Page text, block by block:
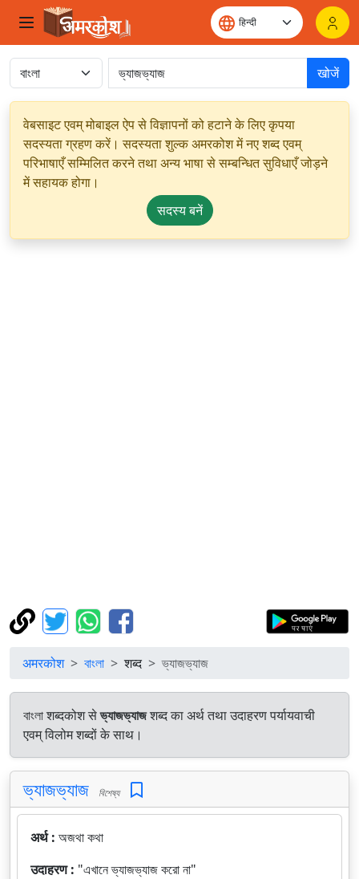
खोजें
वेबसाइट एवम् मोबाइल ऐप से विज्ञापनों को हटाने के लिए कृपया
सदस्यता ग्रहण करें। सदस्यता शुल्क अमरकोश में नए शब्द एवम्
परिभाषाएँ सम्मिलित करने तथा अन्य भाषा से सम्बन्धित सुविधाएँ जोड़ने
में सहायक होगा।
सदस्य बनें
अमरकोश বাংলা शब्द ভ্যাজভ্যাজ
বাংলা शब्दकोश सेভ্যাজভ্যাজशब्द का अर्थ तथा उदाहरण पर्यायवाची
एवम् विलोम शब्दों के साथ।
ভ্যাজভ্যাজ বিশেষ্য
अर्थ : অজথা কথা
उदाहरण : "এখানে ভ্যাজভ্যাজ করো না"